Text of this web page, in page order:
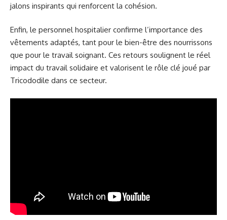
jalons inspirants qui renforcent la cohésion.
Enfin, le personnel hospitalier confirme l’importance des
vêtements adaptés, tant pour le bien-être des nourrissons
que pour le travail soignant. Ces retours soulignent le réel
impact du travail solidaire et valorisent le rôle clé joué par
Tricododile dans ce secteur.